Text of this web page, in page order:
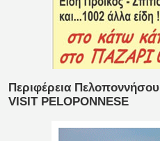
Περιφέρεια Πελοποννήσου
VISIT PELOPONNESE